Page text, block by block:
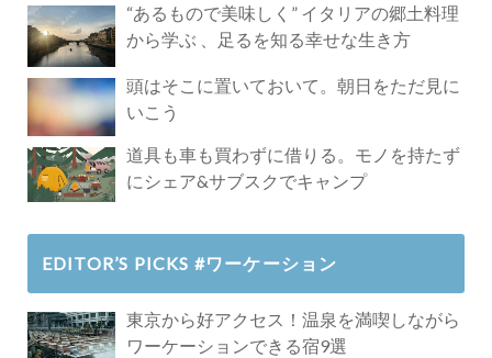
“あるもので美味しく” イタリアの郷土料理
から学ぶ 、足るを知る幸せな生き方
頭はそこに置いておいて。朝日をただ見に
いこう
道具も車も買わずに借りる。モノを持たず
にシェア&サブスクでキャンプ
EDITOR’S PICKS #ワーケーション
東京から好アクセス！温泉を満喫しながら
ワーケーションできる宿9選